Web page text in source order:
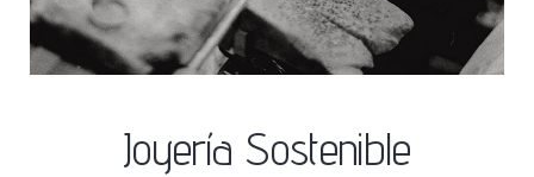
Joyería Sostenible